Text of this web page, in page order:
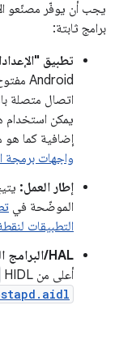
برامج ثابتة:
تطبيق
يمكن استخدام
إضافية كما
واجهات برمجة
إطار العمل:
الموضّحة في
التطبيقات
HAL/البرامج الثابتة لنقطة الاتصال:
أعلى من HIDL